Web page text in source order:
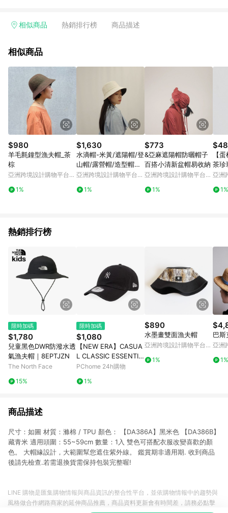
Smart mobile、神腦生活、JS巨盛、樂天KOBO電子書，請詳閱
台灣樂天市場，並在同一瀏覽器於24小時內結帳，才享有 LINE
市場 45 天內完成訂單出貨及結帳，則不符合贈點資格。 (4) 如
使用APP、或中途瀏覽比價網、回饋網、Google等其他網頁、或
由網頁版(電腦版/手機版網頁)切換為App都將會造成追蹤中斷而
無法進行 LINE POINTS 回饋。 (5) LINE 購物為購物資訊整合性
平台，商品資料更新會有時間差，如顯示之商品規格、顏色、價
位、贈品與台灣樂天市場銷售網頁不符，以銷售網頁標示為準。
(6) 導購訂單已逾 365 天，根據台灣樂天回饋規定，逾期訂單將
不符合回饋資格。 (7) 若上述或其他原因，致使消費者無接收到
點數回饋或點數回饋有爭議，台灣樂天市場保有更改條款與法律
追訴之權利，活動詳情以樂天市場網站公告為準。
相似商品 熱銷排行榜 商品描述
相似商品
$980
羊毛氈鐘型漁夫帽_茶
棕
亞洲跨境設計購物平台
1%
$1,630
水滴帽-米黃/遮陽帽/登
山帽/露營帽/造型帽子/
戶外帽/鐘型帽/漁夫
亞洲跨境設計購物平台
1%
$773
&亞麻遮陽帽防曬帽子
百搭小清新盆帽易收納
亞洲跨境設計購物平台
1%
【
茶珍
亞洲
1%
熱銷排行榜
限時加碼
$1,780
兒童黑色DWR防潑水透
氣漁夫帽｜8EPTJZN
The North Face
15%
限時加碼
$1,080
【NEW ERA】CASUA
L CLASSIC ESSENTIA
L MINI LOGO 紐約洋
PChome 24h購物
1%
$890
水墨畫雙面漁夫帽
亞洲跨境設計購物平台
1%
巴斯
亞洲
1%
商品描述
尺寸：如圖 材質：滌棉 / TPU 顏色： 【DA386A】黑米色 【DA386B】
藏青米 適用頭圍：55~59cm 數量：1入 雙色可搭配衣服改變喜歡的顏
色。 大帽緣設計，大範圍幫您遮住紫外線。 鑑賞期非適用期. 收到商品
後請先檢查.若需退換貨需保持包裝完整喔!
LINE 購物是匯集購物情報與商品資訊的整合性平台，並依購物情報中的趨勢與
風格做合作網路商家的延伸商品推薦，商品資料更新會有時間差，請務必點擊